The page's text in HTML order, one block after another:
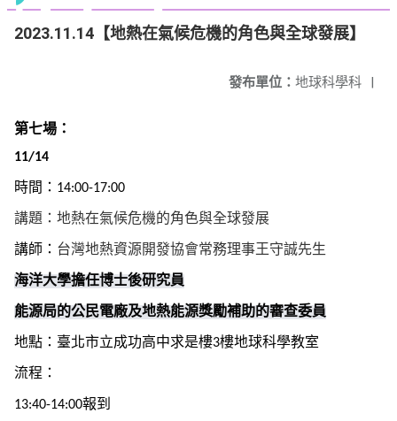
2023.11.14【地熱在氣候危機的角色與全球發展】
發布單位： 地球科學科 |
第七場：
11/14
時間： 14:00-17:00
講題： 地熱在氣候危機的角色與全球發展
講師： 台灣地熱資源開發協會常務理事王守誠先生
海洋大學擔任博士後研究員
能源局的公民電廠及地熱能源獎勵補助的審查委員
地點：臺北市立成功高中求是樓3樓地球科學教室
流程：
13:40-14:00報到